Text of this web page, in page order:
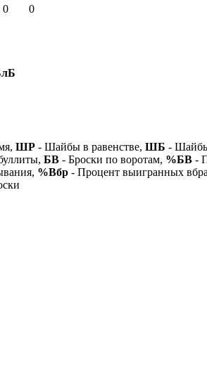
0 0
ШР - Шайбы в равенстве, ШБ -
БВ - Броски по воротам, %БВ -
%Вбр - Процент выигранных